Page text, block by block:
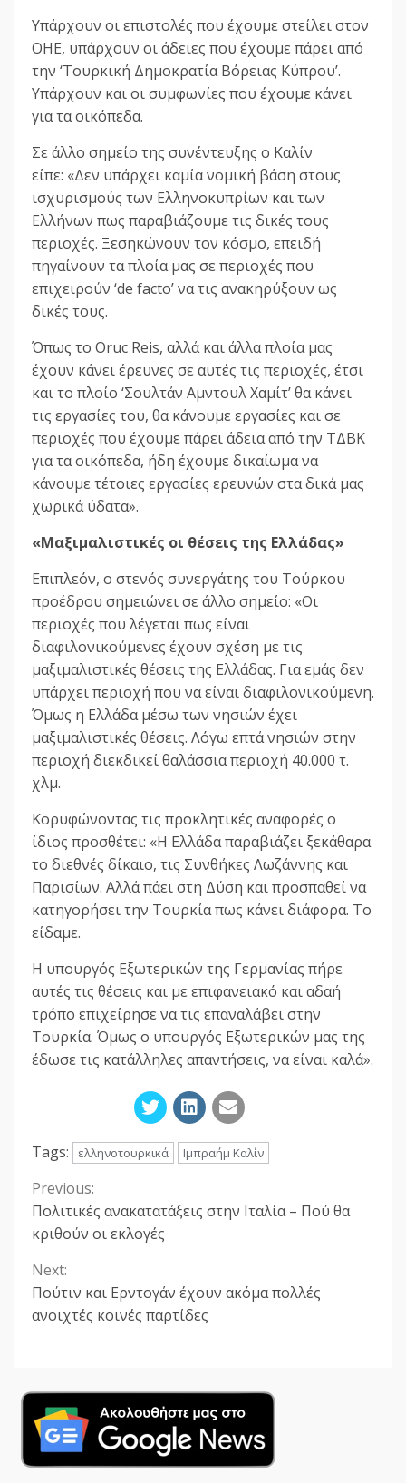
Υπάρχουν οι επιστολές που έχουμε στείλει στον
ΟΗΕ, υπάρχουν οι άδειες που έχουμε πάρει από
την ‘Τουρκική Δημοκρατία Βόρειας Κύπρου’.
Υπάρχουν και οι συμφωνίες που έχουμε κάνει
για τα οικόπεδα.
Σε άλλο σημείο της συνέντευξης ο Καλίν
είπε: «Δεν υπάρχει καμία νομική βάση στους
ισχυρισμούς των Ελληνοκυπρίων και των
Ελλήνων πως παραβιάζουμε τις δικές τους
περιοχές. Ξεσηκώνουν τον κόσμο, επειδή
πηγαίνουν τα πλοία μας σε περιοχές που
επιχειρούν ‘de facto’ να τις ανακηρύξουν ως
δικές τους.
Όπως το Oruc Reis, αλλά και άλλα πλοία μας
έχουν κάνει έρευνες σε αυτές τις περιοχές, έτσι
και το πλοίο ‘Σουλτάν Αμντουλ Χαμίτ’ θα κάνει
τις εργασίες του, θα κάνουμε εργασίες και σε
περιοχές που έχουμε πάρει άδεια από την ΤΔΒΚ
για τα οικόπεδα, ήδη έχουμε δικαίωμα να
κάνουμε τέτοιες εργασίες ερευνών στα δικά μας
χωρικά ύδατα».
«Μαξιμαλιστικές οι θέσεις της Ελλάδας»
Επιπλεόν, ο στενός συνεργάτης του Τούρκου
προέδρου σημειώνει σε άλλο σημείο: «Οι
περιοχές που λέγεται πως είναι
διαφιλονικούμενες έχουν σχέση με τις
μαξιμαλιστικές θέσεις της Ελλάδας. Για εμάς δεν
υπάρχει περιοχή που να είναι διαφιλονικούμενη.
Όμως η Ελλάδα μέσω των νησιών έχει
μαξιμαλιστικές θέσεις. Λόγω επτά νησιών στην
περιοχή διεκδικεί θαλάσσια περιοχή 40.000 τ.
χλμ.
Κορυφώνοντας τις προκλητικές αναφορές ο
ίδιος προσθέτει: «H Eλλάδα παραβιάζει ξεκάθαρα
το διεθνές δίκαιο, τις Συνθήκες Λωζάννης και
Παρισίων. Αλλά πάει στη Δύση και προσπαθεί να
κατηγορήσει την Τουρκία πως κάνει διάφορα. Το
είδαμε.
Η υπουργός Εξωτερικών της Γερμανίας πήρε
αυτές τις θέσεις και με επιφανειακό και αδαή
τρόπο επιχείρησε να τις επαναλάβει στην
Τουρκία. Όμως ο υπουργός Εξωτερικών μας της
έδωσε τις κατάλληλες απαντήσεις, να είναι καλά».
Tags: ελληνοτουρκικά Ιμπραήμ Καλίν
Continue
Reading
Previous:
Πολιτικές ανακατατάξεις στην Ιταλία – Πού θα
κριθούν οι εκλογές
Next:
Πούτιν και Ερντογάν έχουν ακόμα πολλές
ανοιχτές κοινές παρτίδες